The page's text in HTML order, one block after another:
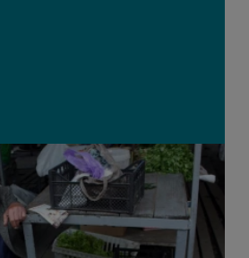
de pan uit in
Poetin kopzorgen
Vladimir Poetin volhoudt dat